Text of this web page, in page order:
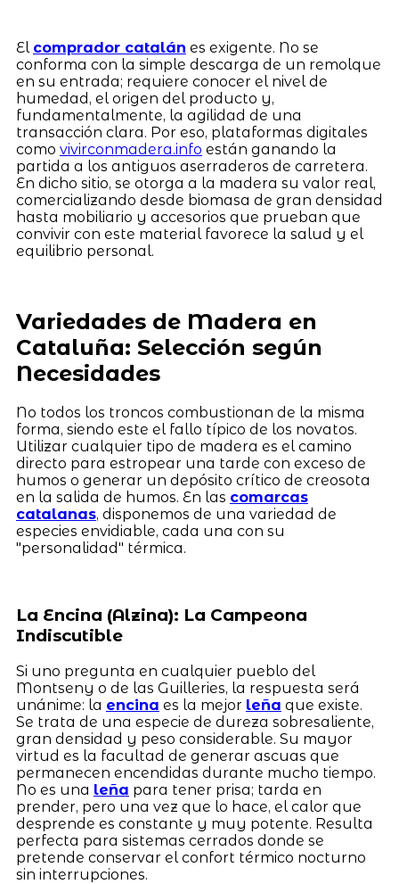
El comprador catalán es exigente. No se
conforma con la simple descarga de un remolque
en su entrada; requiere conocer el nivel de
humedad, el origen del producto y,
fundamentalmente, la agilidad de una
transacción clara. Por eso, plataformas digitales
como vivirconmadera.info están ganando la
partida a los antiguos aserraderos de carretera.
En dicho sitio, se otorga a la madera su valor real,
comercializando desde biomasa de gran densidad
hasta mobiliario y accesorios que prueban que
convivir con este material favorece la salud y el
equilibrio personal.
Variedades de Madera en
Cataluña: Selección según
Necesidades
No todos los troncos combustionan de la misma
forma, siendo este el fallo típico de los novatos.
Utilizar cualquier tipo de madera es el camino
directo para estropear una tarde con exceso de
humos o generar un depósito crítico de creosota
en la salida de humos. En las comarcas
catalanas, disponemos de una variedad de
especies envidiable, cada una con su
"personalidad" térmica.
La Encina (Alzina): La Campeona
Indiscutible
Si uno pregunta en cualquier pueblo del
Montseny o de las Guilleries, la respuesta será
unánime: la encina es la mejor leña que existe.
Se trata de una especie de dureza sobresaliente,
gran densidad y peso considerable. Su mayor
virtud es la facultad de generar ascuas que
permanecen encendidas durante mucho tiempo.
No es una leña para tener prisa; tarda en
prender, pero una vez que lo hace, el calor que
desprende es constante y muy potente. Resulta
perfecta para sistemas cerrados donde se
pretende conservar el confort térmico nocturno
sin interrupciones.